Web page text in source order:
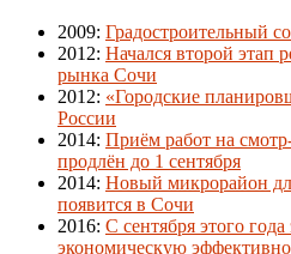
2009: Градостроительный
2012: Начался второй этап
рынка Сочи
2012: «Городские
России
2014: Приём работ на
продлён до 1 сентября
2014: Новый микрорайон
появится в Сочи
2016: С сентября этого года
экономическую